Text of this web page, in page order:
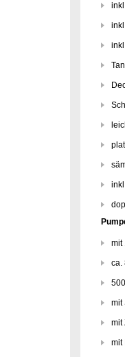
mit
ca.
mit
mit
mit